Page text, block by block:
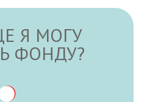
Я МОГУ
ФОНДУ?